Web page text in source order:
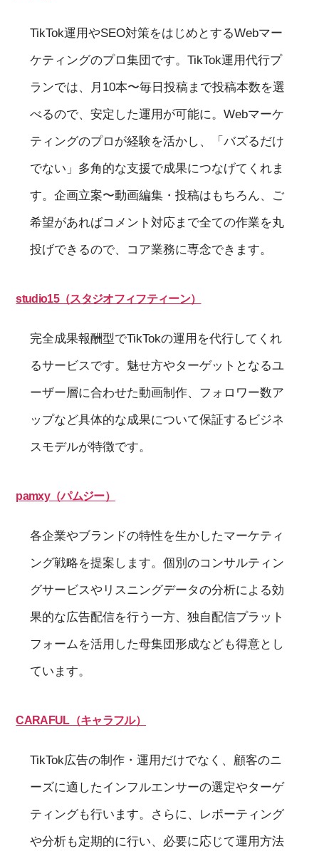
TikTok運用やSEO対策をはじめとするWebマー
ケティングのプロ集団です。TikTok運用代行プ
ランでは、月10本〜毎日投稿まで投稿本数を選
べるので、安定した運用が可能に。Webマーケ
ティングのプロが経験を活かし、「バズるだけ
でない」多角的な支援で成果につなげてくれま
す。企画立案〜動画編集・投稿はもちろん、ご
希望があればコメント対応まで全ての作業を丸
投げできるので、コア業務に専念できます。
studio15（スタジオフィフティーン）
完全成果報酬型でTikTokの運用を代行してくれ
るサービスです。魅せ方やターゲットとなるユ
ーザー層に合わせた動画制作、フォロワー数ア
ップなど具体的な成果について保証するビジネ
スモデルが特徴です。
pamxy（パムジー）
各企業やブランドの特性を生かしたマーケティ
ング戦略を提案します。個別のコンサルティン
グサービスやリスニングデータの分析による効
果的な広告配信を行う一方、独自配信プラット
フォームを活用した母集団形成なども得意とし
ています。
CARAFUL（キャラフル）
TikTok広告の制作・運用だけでなく、顧客のニ
ーズに適したインフルエンサーの選定やターゲ
ティングも行います。さらに、レポーティング
や分析も定期的に行い、必要に応じて運用方法